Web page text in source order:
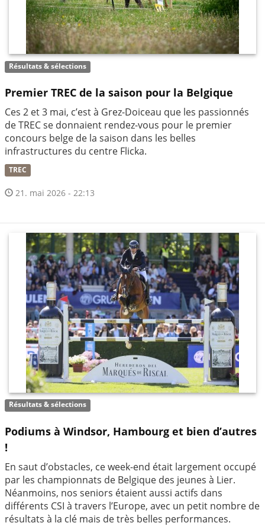
Résultats & sélections
Premier TREC de la saison pour la Belgique
Ces 2 et 3 mai, c’est à Grez-Doiceau que les passionnés
de TREC se donnaient rendez-vous pour le premier
concours belge de la saison dans les belles
infrastructures du centre Flicka.
TREC
21. mai 2026 - 22:13
Résultats & sélections
Podiums à Windsor, Hambourg et bien d’autres
!
En saut d’obstacles, ce week-end était largement occupé
par les championnats de Belgique des jeunes à Lier.
Néanmoins, nos seniors étaient aussi actifs dans
différents CSI à travers l’Europe, avec un petit nombre de
résultats à la clé mais de très belles performances.